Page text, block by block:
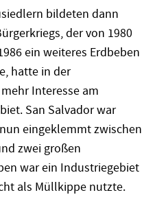
bildeten dann
der von 1980
ein weiteres Erdbeben
hatte in der
Interesse am
San Salvador war
eingeklemmt zwischen
zwei großen
war ein Industriegebiet
als Müllkippe nutzte.